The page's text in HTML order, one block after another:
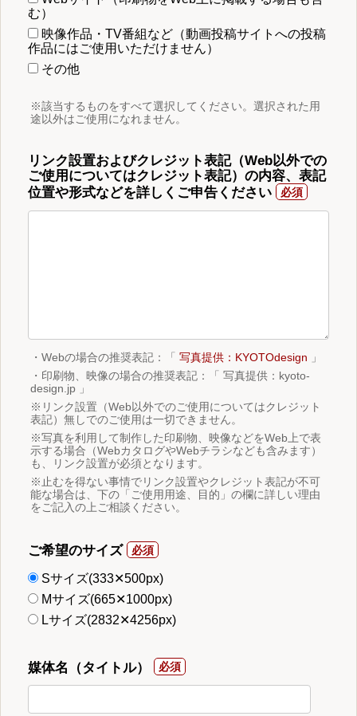
む）
映像作品・TV番組など（動画投稿サイトへの投稿
作品にはご使用いただけません）
その他
※該当するものをすべて選択してください。選択された用
途以外はご使用になれません。
リンク設置およびクレジット表記（Web以外での
ご使用についてはクレジット表記）の内容、表記
位置や形式などを詳しくご申告ください
・Webの場合の推奨表記：「 写真提供：KYOTOdesign 」
・印刷物、映像の場合の推奨表記：「 写真提供：kyoto-
design.jp 」
※リンク設置（Web以外でのご使用についてはクレジット
表記）無しでのご使用は一切できません。
※写真を利用して制作した印刷物、映像などをWeb上で表
示する場合（WebカタログやWebチラシなども含みます）
も、リンク設置が必須となります。
※止むを得ない事情でリンク設置やクレジット表記が不可
能な場合は、下の「ご使用用途、目的」の欄に詳しい理由
をご記入の上ご相談ください。
ご希望のサイズ
Sサイズ(333✕500px)
Mサイズ(665✕1000px)
Lサイズ(2832✕4256px)
媒体名（タイトル）